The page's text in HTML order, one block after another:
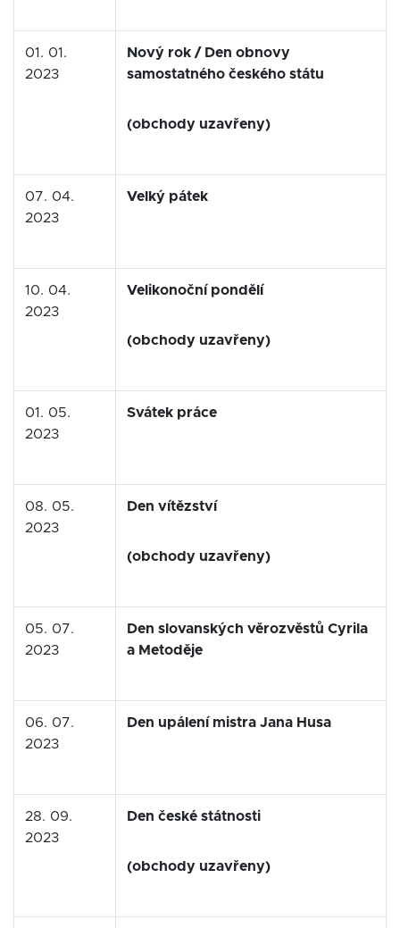
01. 01.
2023
Nový rok / Den obnovy
samostatného českého státu
(obchody uzavřeny)
07. 04.
2023
Velký pátek
10. 04.
2023
Velikonoční pondělí
(obchody uzavřeny)
01. 05.
2023
Svátek práce
08. 05.
2023
Den vítězství
(obchody uzavřeny)
05. 07.
2023
Den slovanských věrozvěstů Cyrila
a Metoděje
06. 07.
2023
Den upálení mistra Jana Husa
28. 09.
2023
Den české státnosti
(obchody uzavřeny)